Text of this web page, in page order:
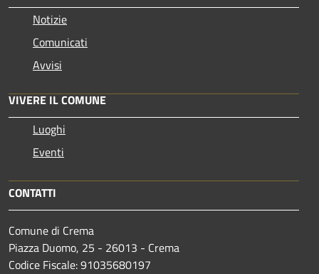
Notizie
Comunicati
Avvisi
VIVERE IL COMUNE
Luoghi
Eventi
CONTATTI
Comune di Crema
Piazza Duomo, 25 - 26013 - Crema
Codice Fiscale: 91035680197